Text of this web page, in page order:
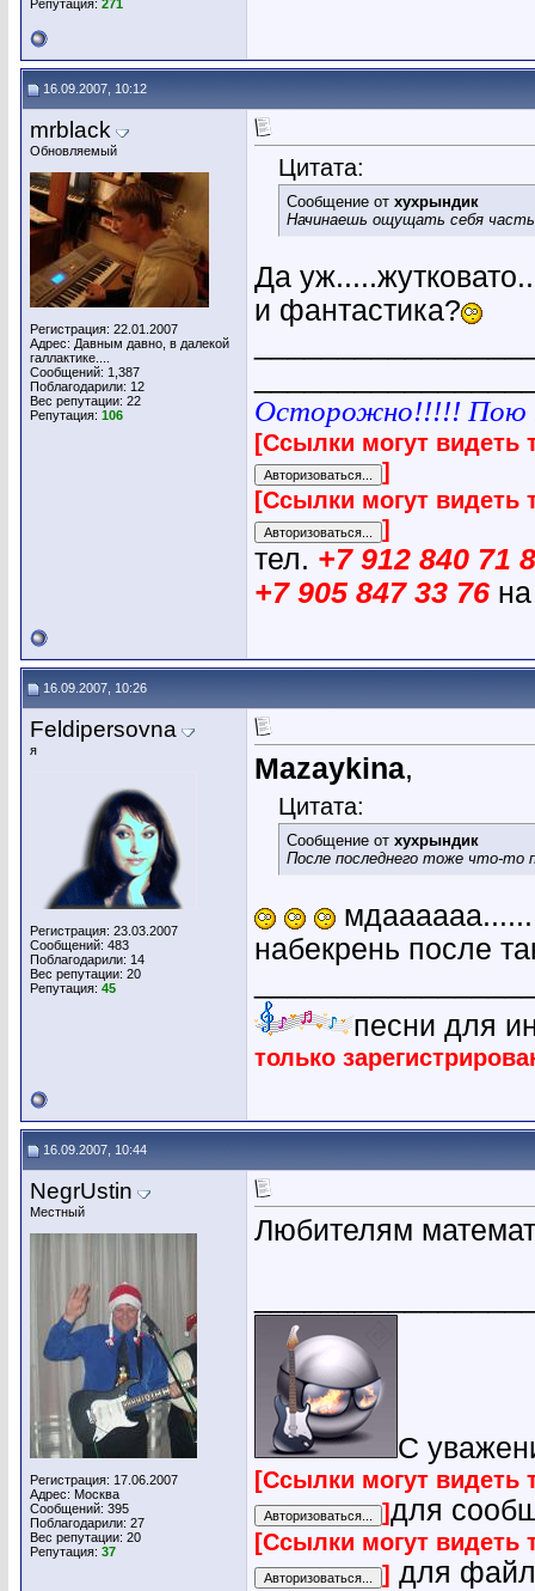
Репутация: 271
16.09.2007, 10:12
mrblack
Обновляемый
Регистрация: 22.01.2007
Адрес: Давным давно, в далекой
галлактике....
Сообщений: 1,387
Поблагодарили: 12
Вес репутации: 22
Репутация: 106
Цитата:
Сообщение от хухрындик
Начинаешь ощущать себя
Да
и фантастика?
Осторожно!!!!! Пою
[Ссылки могут видеть
]
[Ссылки могут видеть
]
тел. +7 912 840 71
+7 905 847 33 76
16.09.2007, 10:26
Feldipersovna
я
Регистрация: 23.03.2007
Сообщений: 483
Поблагодарили: 14
Вес репутации: 20
Репутация: 45
Mazaykina,
Цитата:
Сообщение от хухрындик
После последнего тоже что-то
набекрень после
песни для
только
16.09.2007, 10:44
NegrUstin
Местный
Регистрация: 17.06.2007
Адрес: Москва
Сообщений: 395
Поблагодарили: 27
Вес репутации: 20
Репутация: 37
Любителям
С
[Ссылки могут видеть
]для
[Ссылки могут видеть
] для